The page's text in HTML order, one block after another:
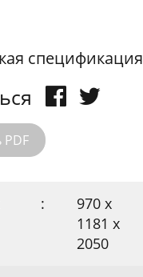
спецификация
PDF
:
970 x
1181 x
2050